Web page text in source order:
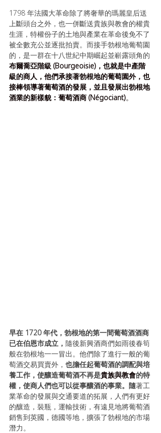
1798 年法國大革命除了將奢華的瑪麗皇后送
上斷頭台之外，也一併斷送貴族與教會的權貴
生涯，特權份子的土地與產業在革命後免不了
被全數充公並逐批拍賣。而接手勃根地葡萄園
的，是一群在十八世紀中期崛起並嶄露頭角的
布爾喬亞階級 (Bourgeoisie)，也就是中產階
級的商人，他們承接著勃根地的葡萄園外，也
接棒領導著葡萄酒的發展，並且發展出勃根地
酒業的新樣貌：葡萄酒商 (Négociant)。
早在 1720 年代，勃根地的第一間葡萄酒酒商
已在伯恩市成立， 隨後新興酒商們如雨後春筍
般在勃根地一一冒出。他們除了進行一般的葡
萄酒交易買賣外， 也擔任起葡萄酒的調配與培
養工作，使釀造葡萄酒不再是貴族與教會的特
權，使商人們也可以從事釀酒的事業。隨著工
業革命的發展與交通要道的拓展，人們有更好
的釀造，裝瓶，運輸技術，有遠見地將葡萄酒
銷售到英國，德國等地，擴張了勃根地的市場
潛力。